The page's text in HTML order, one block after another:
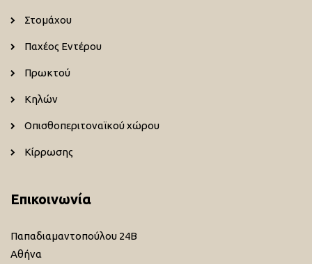
Στομάχου
Παχέος Εντέρου
Πρωκτού
Κηλών
Οπισθοπεριτοναϊκού χώρου
Κίρρωσης
Επικοινωνία
Παπαδιαμαντοπούλου 24Β
Αθήνα